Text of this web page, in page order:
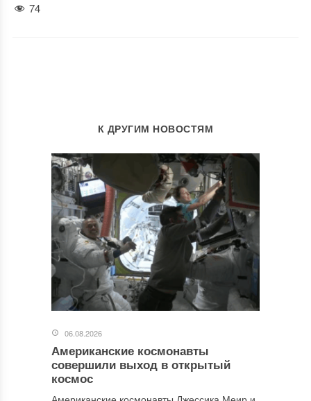
74
К ДРУГИМ НОВОСТЯМ
06.08.2026
Американские космонавты
совершили выход в открытый
космос